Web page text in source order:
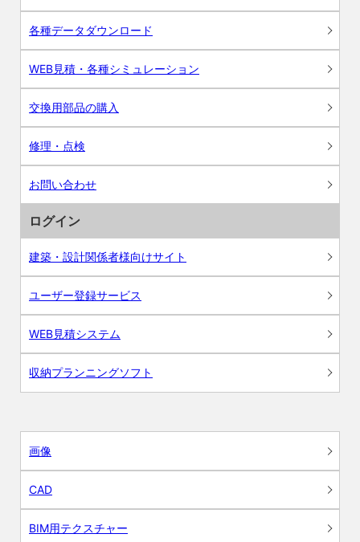
各種データダウンロード
WEB見積・各種シミュレーション
交換用部品の購入
修理・点検
お問い合わせ
ログイン
建築・設計関係者様向けサイト
ユーザー登録サービス
WEB見積システム
収納プランニングソフト
画像
CAD
BIM用テクスチャー